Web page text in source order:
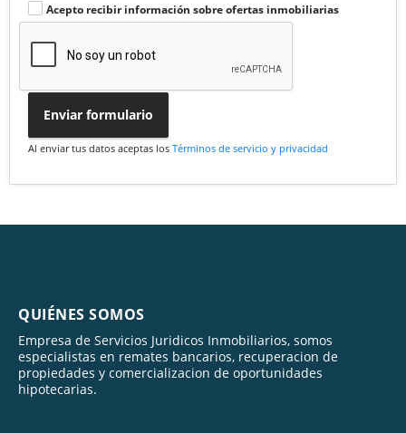
Acepto recibir información sobre ofertas inmobiliarias
Enviar formulario
Al enviar tus datos aceptas los Términos de servicio y privacidad
QUIÉNES SOMOS
Empresa de Servicios Juridicos Inmobiliarios, somos
especialistas en remates bancarios, recuperacion de
propiedades y comercializacion de oportunidades
hipotecarias.